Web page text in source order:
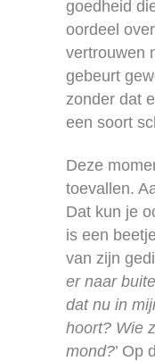
goedheid
oordeel
vertrouwen
gebeurt
zonder dat
een soort
Deze
toevallen.
Dat kun je
is een
van zijn
er naar
dat nu in
hoort? Wie
mond?’ Op